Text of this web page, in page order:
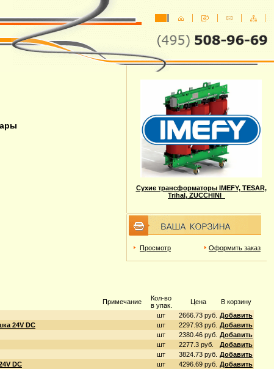
Сухие трансформаторы IMEFY, TESAR,
Trihal, ZUCCHINI
Просмотр Оформить заказ
Примечание
Кол-во
в упак.
Цена
В корзину
шт 2666.73 руб. Добавить
24V DС шт 2297.93 руб. Добавить
шт 2380.46 руб. Добавить
шт 2277.3 руб.
Добавить
шт 3824.73 руб. Добавить
DС шт 4296.69 руб. Добавить